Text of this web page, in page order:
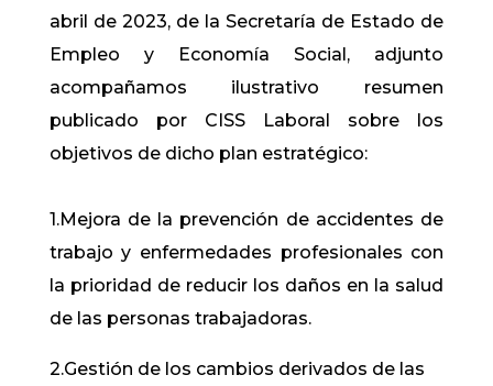
abril de 2023, de la Secretaría de Estado de
Empleo y Economía Social, adjunto
acompañamos ilustrativo resumen
publicado por CISS Laboral sobre los
objetivos de dicho plan estratégico:
1.Mejora de la prevención de accidentes de
trabajo y enfermedades profesionales con
la prioridad de reducir los daños en la salud
de las personas trabajadoras.
2.Gestión de los cambios derivados de las